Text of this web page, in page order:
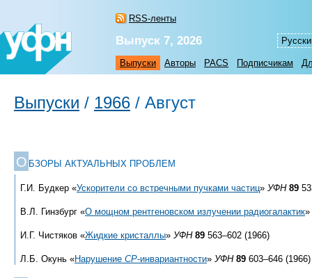
RSS-ленты
Выпуск 7, 2026
Выпуски Авторы PACS Подписчикам
Выпуски / 1966 / Август
О БЗОРЫ АКТУАЛЬНЫХ ПРОБЛЕМ
Г.И. Будкер «Ускорители со встречными пучками частиц» УФН 89
В.Л. Гинзбург «О мощном рентгеновском излучении радиогалактик»
И.Г. Чистяков «Жидкие кристаллы» УФН 89 563–602 (1966)
Л.Б. Окунь «Нарушение CP-инвариантности» УФН 89 603–646 (1966)